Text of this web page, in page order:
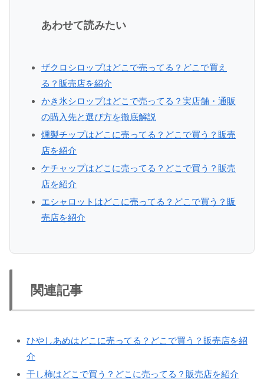
あわせて読みたい
ザクロシロップはどこで売ってる？どこで買え
る？販売店を紹介
かき氷シロップはどこで売ってる？実店舗・通販
の購入先と選び方を徹底解説
燻製チップはどこに売ってる？どこで買う？販売
店を紹介
ケチャップはどこに売ってる？どこで買う？販売
店を紹介
エシャロットはどこに売ってる？どこで買う？販
売店を紹介
関連記事
ひやしあめはどこに売ってる？どこで買う？販売店を紹
介
干し柿はどこで買う？どこに売ってる？販売店を紹介